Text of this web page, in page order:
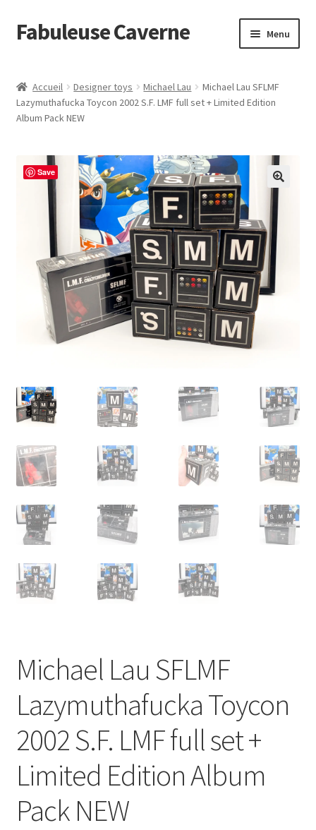
Aller
à
navigation
Aller
au
Fabuleuse Caverne Menu
En boutique
enfant
En réapprovisionnement
Accueil Designer toys Michael Lau
Michael Lau SFLMF
Lazymuthafucka Toycon 2002 S.F. LMF full set + Limited Edition
Album Pack NEW
Save
Michael Lau SFLMF
Lazymuthafucka Toycon
2002 S.F. LMF full set +
Limited Edition Album
Pack NEW